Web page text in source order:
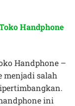
Handphone
Handphone –
menjadi salah
ini